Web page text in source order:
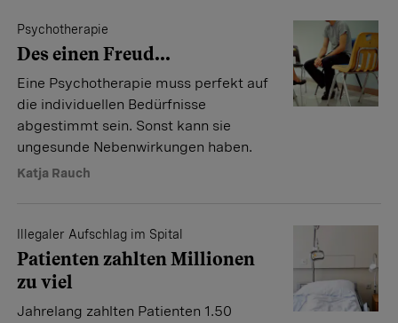
Psychotherapie
Des einen Freud...
Eine Psychotherapie muss perfekt auf
die individuellen Bedürfnisse
abgestimmt sein. Sonst kann sie
ungesunde Nebenwirkungen haben.
Katja Rauch
Illegaler Aufschlag im Spital
Patienten zahlten Millionen
zu viel
Jahrelang zahlten Patienten 1.50